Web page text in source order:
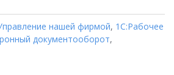
нашей фирмой, 1С:Рабочее
документооборот,